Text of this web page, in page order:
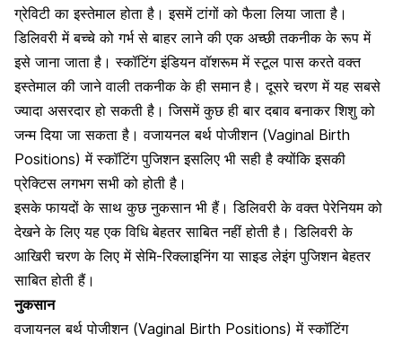
ग्रेविटी का इस्तेमाल होता है। इसमें टांगों को फैला लिया जाता है।
डिलिवरी में बच्चे को गर्भ से बाहर लाने की एक अच्छी तकनीक के रूप में
इसे जाना जाता है। स्कॉटिंग इंडियन वॉशरूम में स्टूल पास करते वक्त
इस्तेमाल की जाने वाली तकनीक के ही समान है। दूसरे चरण में यह सबसे
ज्यादा असरदार हो सकती है। जिसमें कुछ ही बार दबाव बनाकर शिशु को
जन्म दिया जा सकता है। वजायनल बर्थ पोजीशन (Vaginal Birth
Positions) में स्कॉटिंग पुजिशन इसलिए भी सही है क्योंकि इसकी
प्रेक्टिस लगभग सभी को होती है।
इसके फायदों के साथ कुछ नुकसान भी हैं। डिलिवरी के वक्तपेरेनियमको
देखने के लिए यह एक विधि बेहतर साबित नहीं होती है। डिलिवरी के
आखिरी चरण के लिए में सेमि-रिक्लाइनिंग या साइड लेइंग पुजिशन बेहतर
साबित होती हैं।
नुकसान
वजायनल बर्थ पोजीशन (Vaginal Birth Positions) में स्कॉटिंग